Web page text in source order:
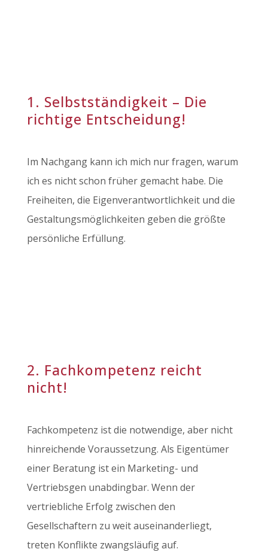
1. Selbstständigkeit – Die
richtige Entscheidung!
Im Nachgang kann ich mich nur fragen, warum
ich es nicht schon früher gemacht habe. Die
Freiheiten, die Eigenverantwortlichkeit und die
Gestaltungsmöglichkeiten geben die größte
persönliche Erfüllung.
2. Fachkompetenz reicht
nicht!
Fachkompetenz ist die notwendige, aber nicht
hinreichende Voraussetzung. Als Eigentümer
einer Beratung ist ein Marketing- und
Vertriebsgen unabdingbar. Wenn der
vertriebliche Erfolg zwischen den
Gesellschaftern zu weit auseinanderliegt,
treten Konflikte zwangsläufig auf.